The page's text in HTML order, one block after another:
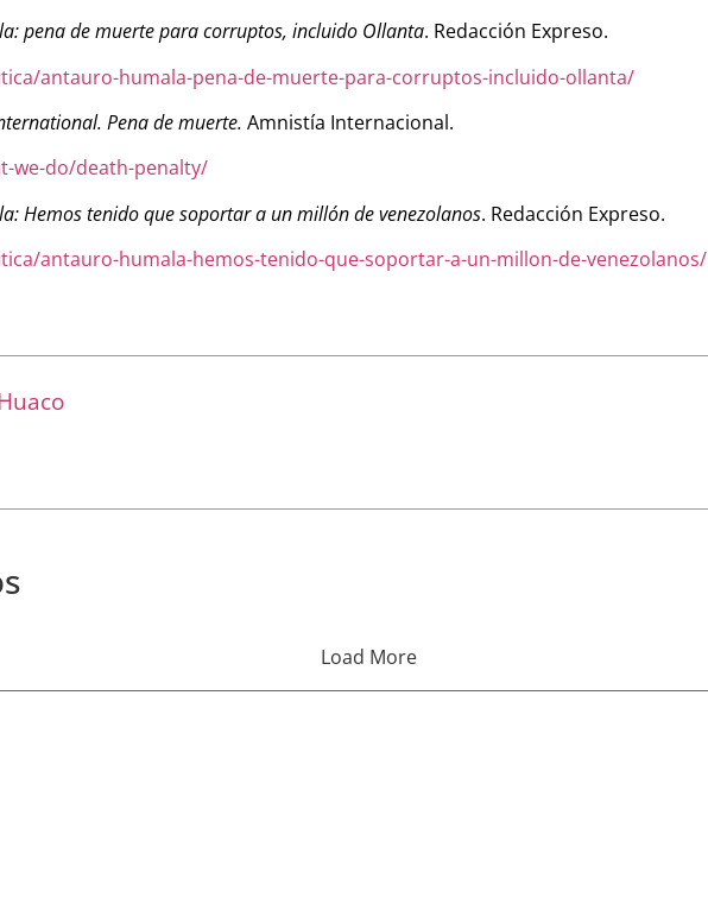
pena de muerte para corruptos, incluido Ollanta. Redacción Expreso.
antauro-humala-pena-de-muerte-para-corruptos-incluido-ollanta/
Pena de muerte. Amnistía Internacional.
we-do/death-penalty/
Hemos tenido que soportar a un millón de venezolanos. Redacción Expreso.
antauro-humala-hemos-tenido-que-soportar-a-un-millon-de-venezolanos/
Load More